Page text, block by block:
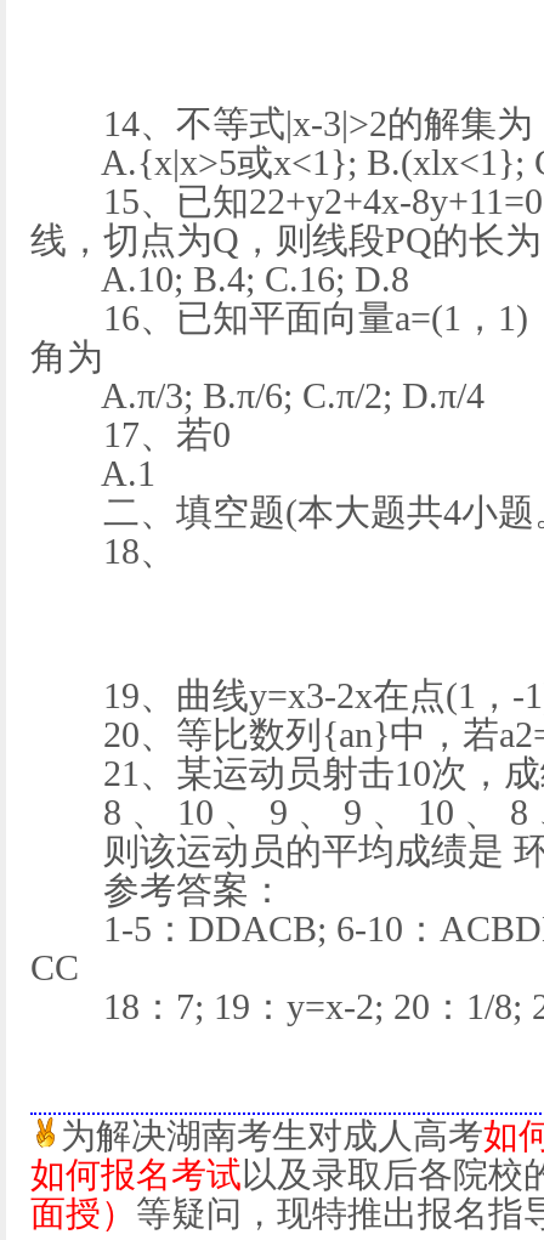
14、不等式|x-3|>2的解集为
A.{x|x>5或x<1}; B.(xlx<1};
15、已知22+y2+4x-8y+11=0
线，切点为Q，则线段PQ的长为
A.10; B.4; C.16; D.8
16、已知平面向量a=(1，1)
角为
A.π/3; B.π/6; C.π/2; D.π/4
17、若0
A.1
二、填空题(本大题共4小题
18、
19、曲线y=x3-2x在点(1，-
20、等比数列{an}中，若
21、某运动员射击10次，成
8 、 10 、 9 、 9 、 10 、 8
则该运动员的平均成绩是
参考答案：
1-5：DDACB; 6-10：
CC
18：7; 19：y=x-2; 20：1/8;
为解决湖南考生对成人高考如
如何报名考试以及录取后各院校
面授） 等疑问，现特推出报名指